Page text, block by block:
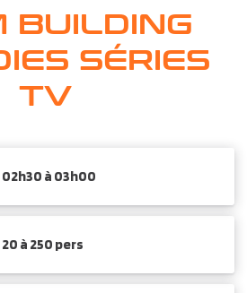
BUILDING
SÉRIES
TV
02h30 à 03h00
à 250 pers